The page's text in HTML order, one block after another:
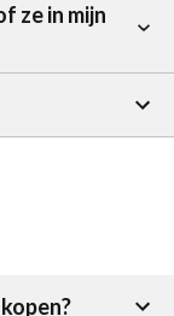
ze in mijn